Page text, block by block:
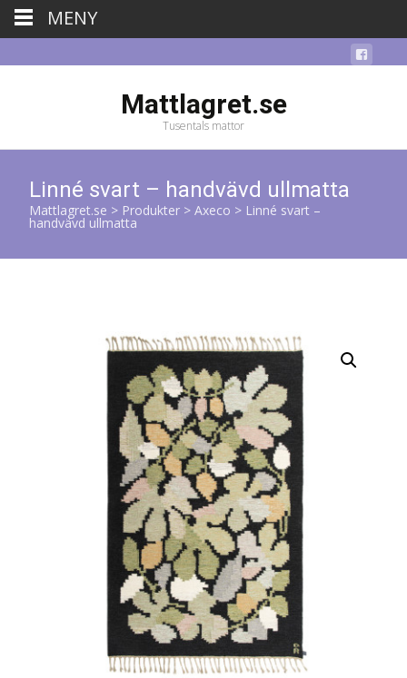
Mattlagret.se
Tusentals mattor
Linné svart – handvävd ullmatta
Mattlagret.se > Produkter > Axeco > Linné svart –
handvävd ullmatta
MENY